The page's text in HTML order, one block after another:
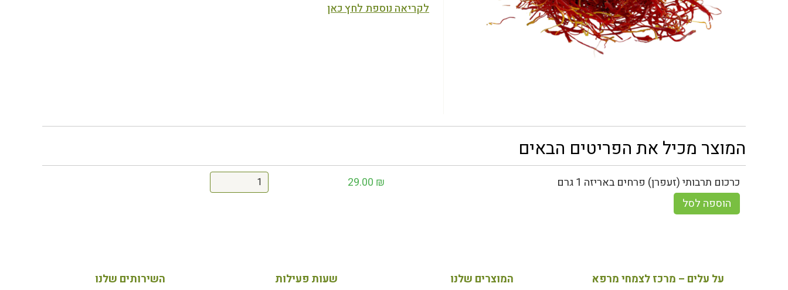
לקריאה נוספת לחץ כאן
המוצר מכיל את הפריטים הבאים
כרכום תרבותי (זעפרן) פרחים באריזה 1 גרם 29.00 ₪
הוספה לסל
על עלים – מרכז לצמחי מרפא
המוצרים שלנו
שעות פעילות
השירותים שלנו